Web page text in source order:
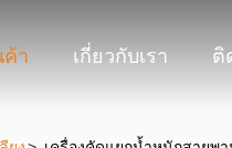
า เกี่ยวกับเรา ติ